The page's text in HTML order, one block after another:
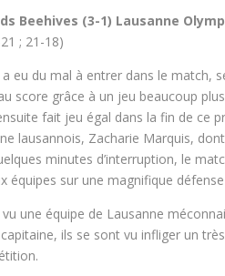
Beehives (3-1) Lausanne
; 21-18)
a eu du mal à entrer dans le match,
score grâce à un jeu beaucoup
fait jeu égal dans la fin de ce
lausannois, Zacharie Marquis,
minutes d’interruption, le
équipes sur une magnifique
une équipe de Lausanne
ils se sont vu infliger un